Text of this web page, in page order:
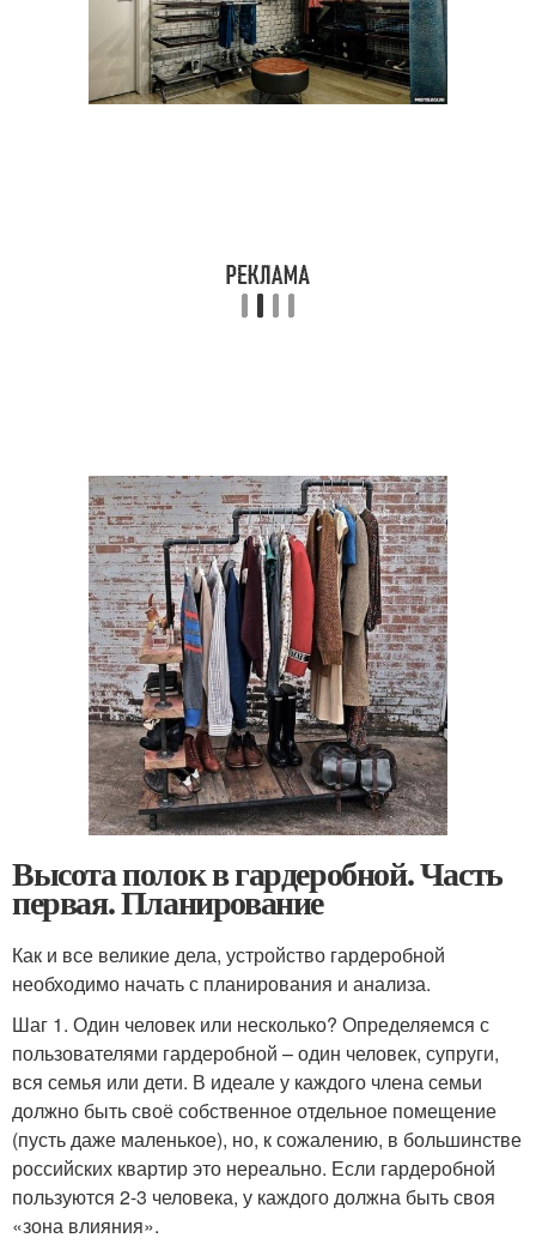
Высота полок в гардеробной. Часть
первая. Планирование
Как и все великие дела, устройство гардеробной
необходимо начать с планирования и анализа.
Шаг 1. Один человек или несколько? Определяемся с
пользователями гардеробной – один человек, супруги,
вся семья или дети. В идеале у каждого члена семьи
должно быть своё собственное отдельное помещение
(пусть даже маленькое), но, к сожалению, в большинстве
российских квартир это нереально. Если гардеробной
пользуются 2-3 человека, у каждого должна быть своя
«зона влияния».